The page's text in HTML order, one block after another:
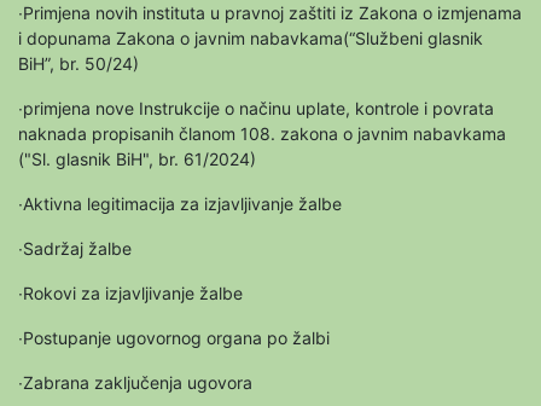
∙Primjena novih instituta u pravnoj zaštiti iz Zakona o izmjenama
i dopunama Zakona o javnim nabavkama(“Službeni glasnik
BiH”, br. 50/24)
∙primjena nove Instrukcije o načinu uplate, kontrole i povrata
naknada propisanih članom 108. zakona o javnim nabavkama
("Sl. glasnik BiH", br. 61/2024)
∙Aktivna legitimacija za izjavljivanje žalbe
∙Sadržaj žalbe
∙Rokovi za izjavljivanje žalbe
∙Postupanje ugovornog organa po žalbi
∙Zabrana zaključenja ugovora